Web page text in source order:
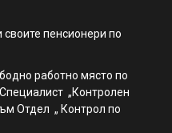
пенсионери по
работно място по
„Контролен
Отдел „ Контрол по